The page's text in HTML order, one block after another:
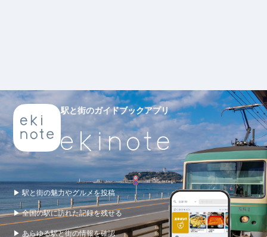
駅と街のガイドブックアプリ
▶ 駅と街の魅力やグルメを投稿
▶ 全国の駅に訪れた記録を残せる
▶ あらゆる駅と街の情報を確認